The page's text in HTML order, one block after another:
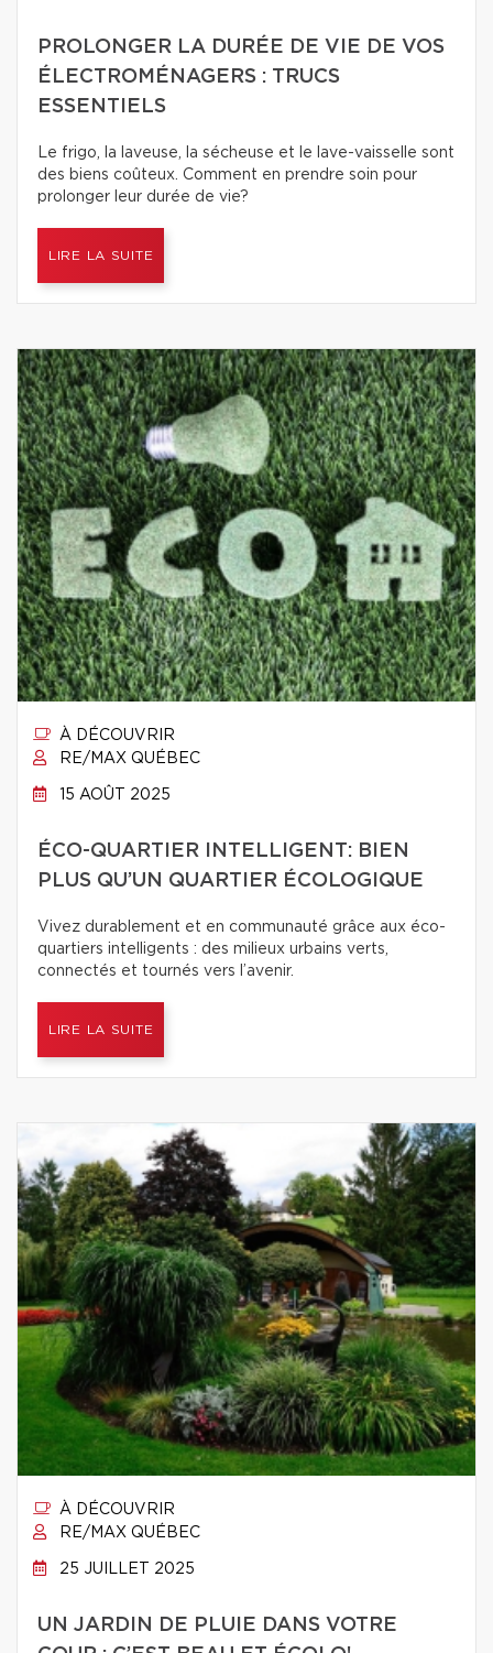
PROLONGER LA DURÉE DE VIE DE VOS
ÉLECTROMÉNAGERS : TRUCS
ESSENTIELS
Le frigo, la laveuse, la sécheuse et le lave-vaisselle sont
des biens coûteux. Comment en prendre soin pour
prolonger leur durée de vie?
LIRE LA SUITE
À DÉCOUVRIR
RE/MAX QUÉBEC
15 AOÛT 2025
ÉCO-QUARTIER INTELLIGENT: BIEN
PLUS QU’UN QUARTIER ÉCOLOGIQUE
Vivez durablement et en communauté grâce aux éco-
quartiers intelligents : des milieux urbains verts,
connectés et tournés vers l’avenir.
LIRE LA SUITE
À DÉCOUVRIR
RE/MAX QUÉBEC
25 JUILLET 2025
UN JARDIN DE PLUIE DANS VOTRE